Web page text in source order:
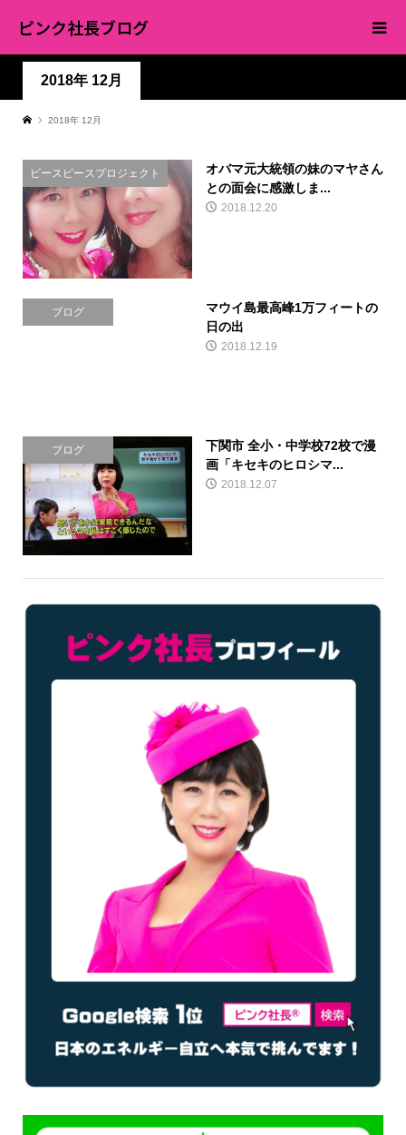
ピンク社長ブログ
2018年 12月
2018年 12月
ピースピースプロジェクト
オバマ元大統領の妹のマヤさん
との面会に感激しま...
2018.12.20
ブログ
マウイ島最高峰1万フィートの
日の出
2018.12.19
ブログ
下関市 全小・中学校72校で漫
画「キセキのヒロシマ...
2018.12.07